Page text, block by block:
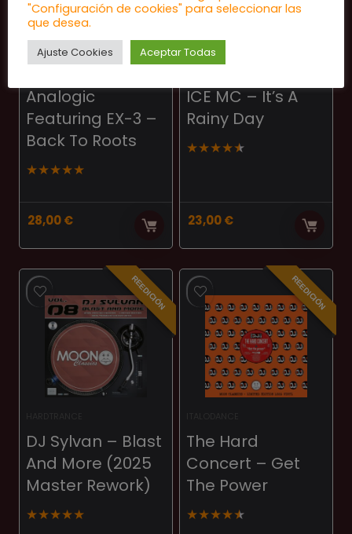
Analogic
Featuring EX-3 –
Back To Roots
★★★★★
28,00€
ICE MC – It’s A
Rainy Day
★★★★★
23,00€
REEDICIÓN
DJ Sylvan – Blast
And More (2025
Master Rework)
★★★★★
REEDICIÓN
The Hard
Concert – Get
The Power
★★★★★
"Configuración de cookies" para seleccionar las
que desea.
Ajuste Cookies Aceptar Todas